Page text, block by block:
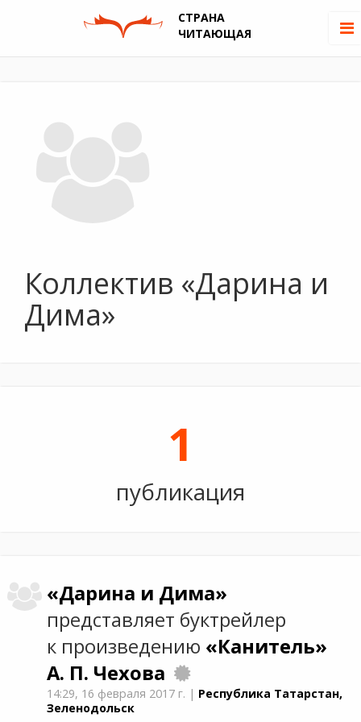
СТРАНА
ЧИТАЮЩАЯ
Коллектив «Дарина и
Дима»
1
публикация
«Дарина и Дима»
представляет буктрейлер
к произведению «Канитель»
А. П. Чехова
14:29, 16 февраля 2017 г. | Республика Татарстан,
Зеленодольск